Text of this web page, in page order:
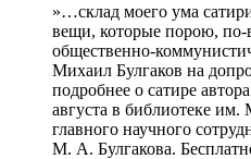
»…склад моего ума
вещи, которые порою, по-
общественно-
Михаил Булгаков на
подробнее о сатире
августа в библиотеке им.
главного научного
М. А. Булгакова.